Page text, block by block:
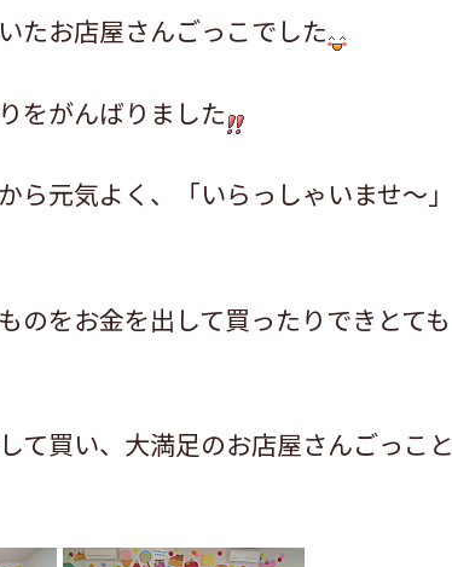
たお店屋さんごっこでした
をがんばりました
元気よく、「いらっしゃいませ～」
のをお金を出して買ったりできとても
て買い、大満足のお店屋さんごっこと